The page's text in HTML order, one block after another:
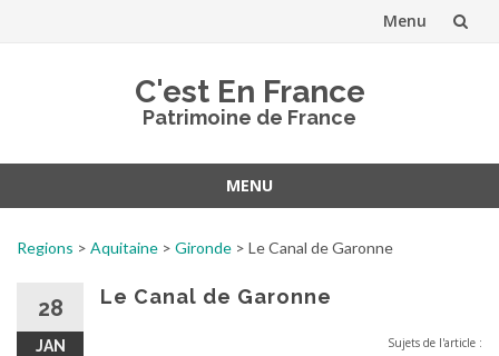
Menu
C'est En France
Patrimoine de France
MENU
Regions > Aquitaine > Gironde > Le Canal de Garonne
28
JAN
Le Canal de Garonne
Sujets de l'article :